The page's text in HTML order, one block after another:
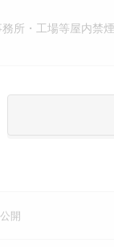
所・工場等屋内禁煙
開